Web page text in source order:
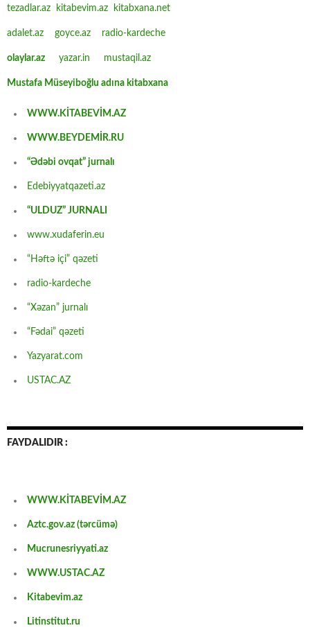
tezadlar.az kitabevim.az kitabxana.net
adalet.az goyce.az radio-kardeche
olaylar.az yazar.in mustaqil.az
Mustafa Müseyiboğlu adına kitabxana
WWW.KİTABEVİM.AZ
WWW.BEYDEMİR.RU
“Ədəbi ovqat” jurnalı
Edebiyyatqazeti.az
“ULDUZ” JURNALI
www.xudaferin.eu
“Həftə içi” qəzeti
radio-kardeche
“Xəzan” jurnalı
“Fədai” qəzeti
Yazyarat.com
USTAC.AZ
FAYDALIDIR :
WWW.KİTABEVİM.AZ
Aztc.gov.az (tərcümə)
Mucrunesriyyati.az
WWW.USTAC.AZ
Kitabevim.az
Litinstitut.ru